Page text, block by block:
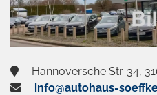
Hannoversche Str. 34,
info@autohaus-